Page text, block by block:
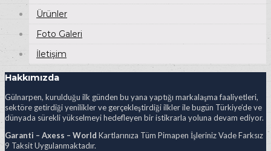
Ürünler
Foto Galeri
İletişim
Hakkımızda
Gülnarpen, kurulduğu ilk günden bu yana yaptığı markalaşma faaliyetleri,
sektöre getirdiği yenilikler ve gerçekleştirdiği ilkler ile bugün Türkiye’de ve
dünyada sürekli yükselmeyi hedefleyen bir istikrarla yoluna devam ediyor.
Garanti – Axess – World Kartlarınıza Tüm Pimapen İşleriniz Vade Farksız
9 Taksit Uygulanmaktadır.